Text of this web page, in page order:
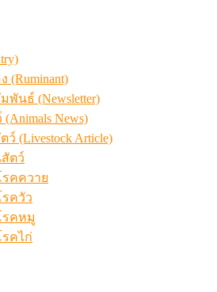
(Ruminant)
พันธ์ (Newsletter)
News)
(Livestock Article)
ตว์
รคควาย
รควัว
รคหมู
รคไก่